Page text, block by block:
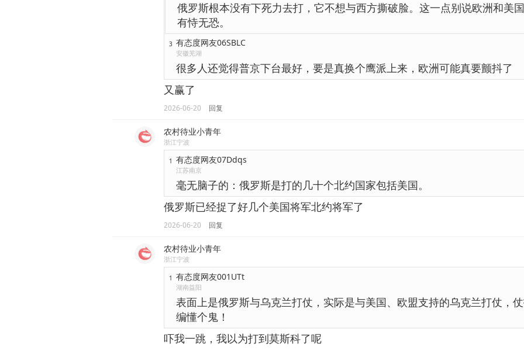
俄罗斯根本没有下死力去打，它不想与西方撕破脸。这一点别说欧洲和美
有恃无恐。
3 有态度网友06SBLC
安徽芜湖
很多人还觉得普京下台最好，要是真换个鹰派上来，欧洲可能真要颤抖了
又赢了
2026-06-20 回复
农村待业小青年
浙江宁波
1 有态度网友07Ddqs
江苏南京
毫无脑子的：俄罗斯是打的几十个北约国家包括美国。
俄罗斯已经捉了好几个美国将军北约将军了
2026-06-20 回复
农村待业小青年
浙江宁波
1 有态度网友001UTt
湖南益阳
表面上是俄罗斯与乌克兰打仗，实际是与美国、欧盟支持的乌克兰打仗，
编懂个鬼！
吓我一跳，我以为打到莫斯科了呢